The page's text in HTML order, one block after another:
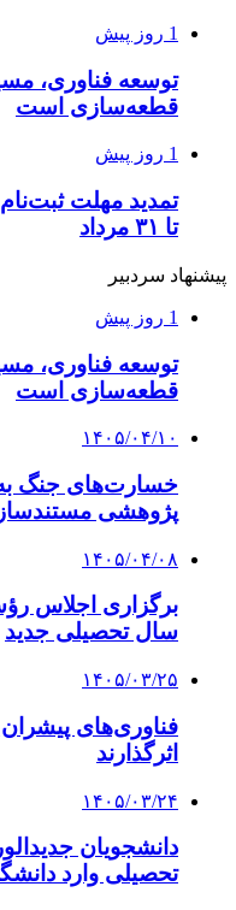
1 روز پیش
توسعه فناوری،
قطعه‌سازی است
1 روز پیش
تا ۳۱ مرداد
پیشنهاد سردبیر
1 روز پیش
توسعه فناوری،
قطعه‌سازی است
۱۴۰۵/۰۴/۱۰
خسارت‌های جنگ
پژوهشی
۱۴۰۵/۰۴/۰۸
برگزاری اجلاس
سال تحصیلی جدید
۱۴۰۵/۰۳/۲۵
فناوری‌های پیشران
اثرگذارند
۱۴۰۵/۰۳/۲۴
دانشجویان
تحصیلی وارد